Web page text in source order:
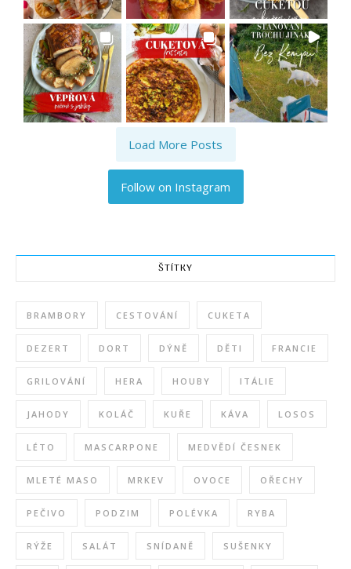
Load More Posts
Follow on Instagram
ŠTÍTKY
BRAMBORY CESTOVÁNÍ CUKETA
DEZERT DORT DÝNĚ DĚTI FRANCIE
GRILOVÁNÍ HERA HOUBY ITÁLIE
JAHODY KOLÁČ KUŘE KÁVA LOSOS
LÉTO MASCARPONE MEDVĚDÍ ČESNEK
MLETÉ MASO MRKEV OVOCE OŘECHY
PEČIVO PODZIM POLÉVKA RYBA
RÝŽE SALÁT SNÍDANĚ SUŠENKY